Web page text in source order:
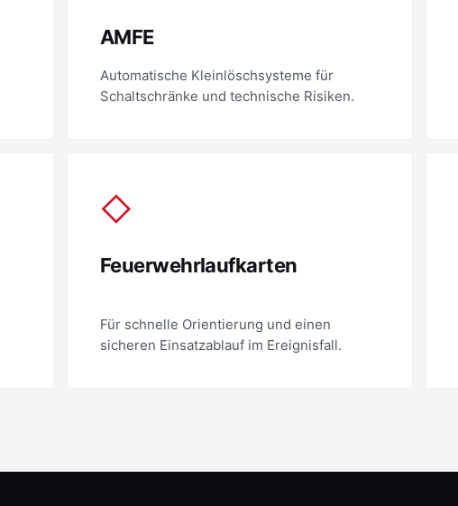
AMFE
Automatische Kleinlöschsysteme für
Schaltschränke und technische Risiken.
◇
Feuerwehrlaufkarten
Für schnelle Orientierung und einen
sicheren Einsatzablauf im Ereignisfall.